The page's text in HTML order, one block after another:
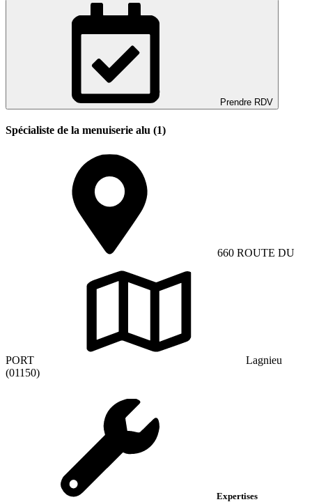
Prendre RDV
Spécialiste de la menuiserie alu (1)
660 ROUTE DU
PORT
Lagnieu
(01150)
Expertises